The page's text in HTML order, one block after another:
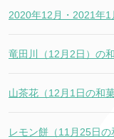
2020年12月・2021年1
竜田川（12月2日）の
山茶花（12月1日の和菓
レモン餅（11月25日の